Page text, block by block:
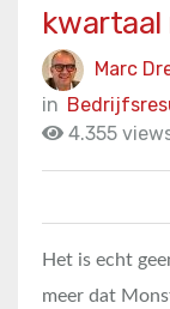
kwartaal
Marc
in
4.355
Het is echt
meer dat